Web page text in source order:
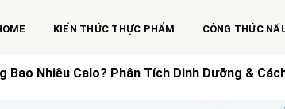
KIẾN THỨC THỰC PHẨM CÔNG THỨC
Bao Nhiêu Calo? Phân Tích Dinh Dưỡng &